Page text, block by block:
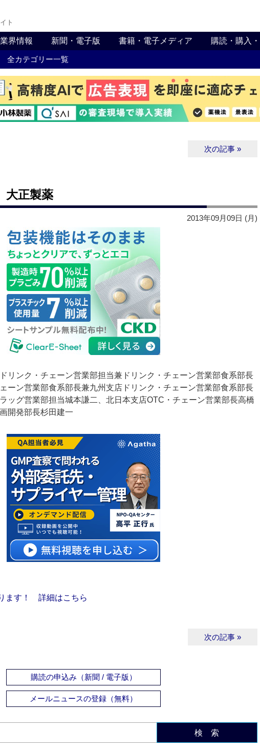
ト
業界情報 新聞・電子版 書籍・電子メディア 購読・購入
全カテゴリー一覧
次の記事 »
大正製薬
2013年09月09日 (月)
リンク・チェーン営業部担当兼ドリンク・チェーン営業部食系部長
ーン営業部食系部長兼九州支店ドリンク・チェーン営業部食系部長
ッグ営業部担当城本謙二、北日本支店OTC・チェーン営業部長高橋
開発部長杉田建一
ます！ 詳細はこちら
次の記事 »
購読の申込み（新聞 / 電子版）
メールニュースの登録（無料）
検 索